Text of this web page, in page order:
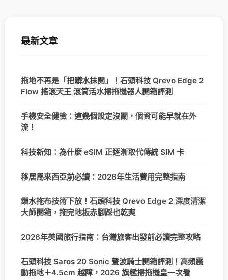
最新文章
拖地不再是「把髒水抹開」！石頭科技 Qrevo Edge 2
Flow 搖滾天王 滾筒活水掃拖機器人開箱評測
手機安全健檢：這幾個設定沒關，個資可能早就在外
流！
科技新知：為什麼 eSIM 正逐漸取代傳統 SIM 卡
移居馬來西亞前必讀：2026年生活費用完整指南
鎖水拖布技術下放！石頭科技 Qrevo Edge 2 深度清潔
大師開箱，拖完地板赤腳踩也乾爽
2026年美國旅行指南：台灣旅客出發前必讀完整攻略
石頭科技 Saros 20 Sonic 聲波騎士開箱評測！高頻震
動拖地＋4.5cm 越障，2026 旗艦掃拖機皇一次看